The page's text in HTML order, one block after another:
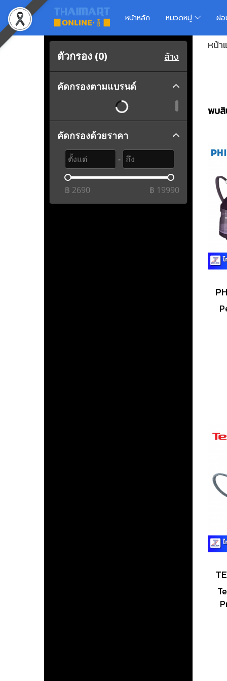
หน้าหลัก หมวดหมู่ ผ่
หน้า
พบสิ
ตัวกรอง (0) ล้าง
คัดกรองตามแบรนด์
คัดกรองด้วยราคา
-
฿ 2690 ฿ 19990